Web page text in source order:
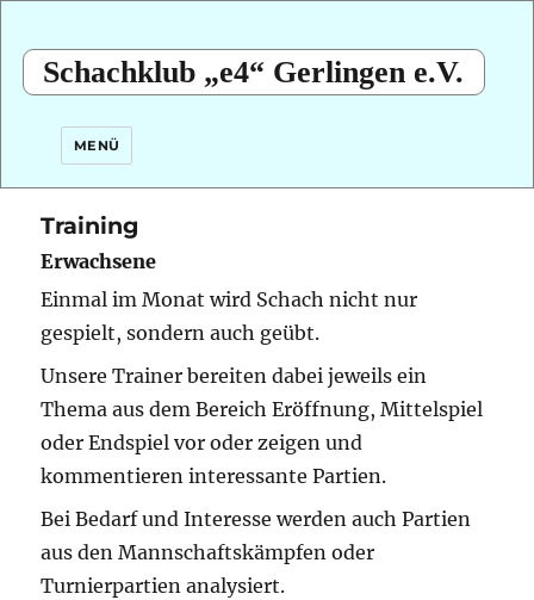
Schachklub „e4“ Gerlingen e.V.
MENÜ
Training
Erwachsene
Einmal im Monat wird Schach nicht nur
gespielt, sondern auch geübt.
Unsere Trainer bereiten dabei jeweils ein
Thema aus dem Bereich Eröffnung, Mittelspiel
oder Endspiel vor oder zeigen und
kommentieren interessante Partien.
Bei Bedarf und Interesse werden auch Partien
aus den Mannschaftskämpfen oder
Turnierpartien analysiert.